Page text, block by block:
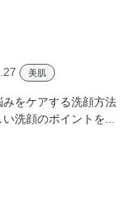
美肌
みをケアする洗顔方法
洗顔のポイントを...